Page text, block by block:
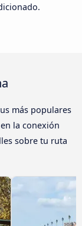
más populares
la conexión
sobre tu ruta